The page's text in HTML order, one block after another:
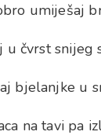
umiješaj
u čvrst snijeg
bjelanjke u
na tavi pa